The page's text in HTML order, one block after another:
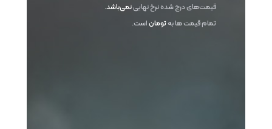
قیمت‌های درج شده نرخ نهایینمی‌باشد.
تمام قیمت ها به توماناست.